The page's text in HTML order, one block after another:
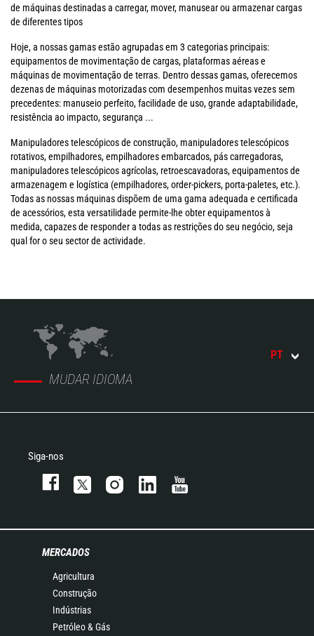
de máquinas destinadas a carregar, mover, manusear ou armazenar cargas
de diferentes tipos
Hoje, a nossas gamas estão agrupadas em 3 categorias principais:
equipamentos de movimentação de cargas, plataformas aéreas e
máquinas de movimentação de terras. Dentro dessas gamas, oferecemos
dezenas de máquinas motorizadas com desempenhos muitas vezes sem
precedentes: manuseio perfeito, facilidade de uso, grande adaptabilidade,
resistência ao impacto, segurança ...
Manipuladores telescópicos de construção, manipuladores telescópicos
rotativos, empilhadores, empilhadores embarcados, pás carregadoras,
manipuladores telescópicos agrícolas, retroescavadoras, equipamentos de
armazenagem e logística (empilhadores, order-pickers, porta-paletes, etc.).
Todas as nossas máquinas dispõem de uma gama adequada e certificada
de acessórios, esta versatilidade permite-lhe obter equipamentos à
medida, capazes de responder a todas as restrições do seu negócio, seja
qual for o seu sector de actividade.
MUDAR IDIOMA
PT
Siga-nos
MERCADOS
Agricultura
Construção
Indústrias
Petróleo & Gás